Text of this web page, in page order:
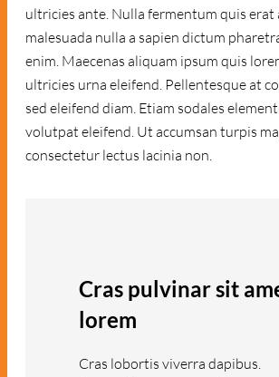
ultricies ante. Nulla fermentum quis erat
malesuada nulla a sapien dictum
enim. Maecenas aliquam ipsum quis
ultricies urna eleifend. Pellentesque at
sed eleifend diam. Etiam sodales
volutpat eleifend. Ut accumsan turpis
consectetur lectus lacinia non.
Cras pulvinar sit
lorem
Cras lobortis viverra dapibus.